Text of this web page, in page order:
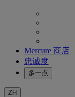
Mercure 商店
忠诚度
多一点
ZH